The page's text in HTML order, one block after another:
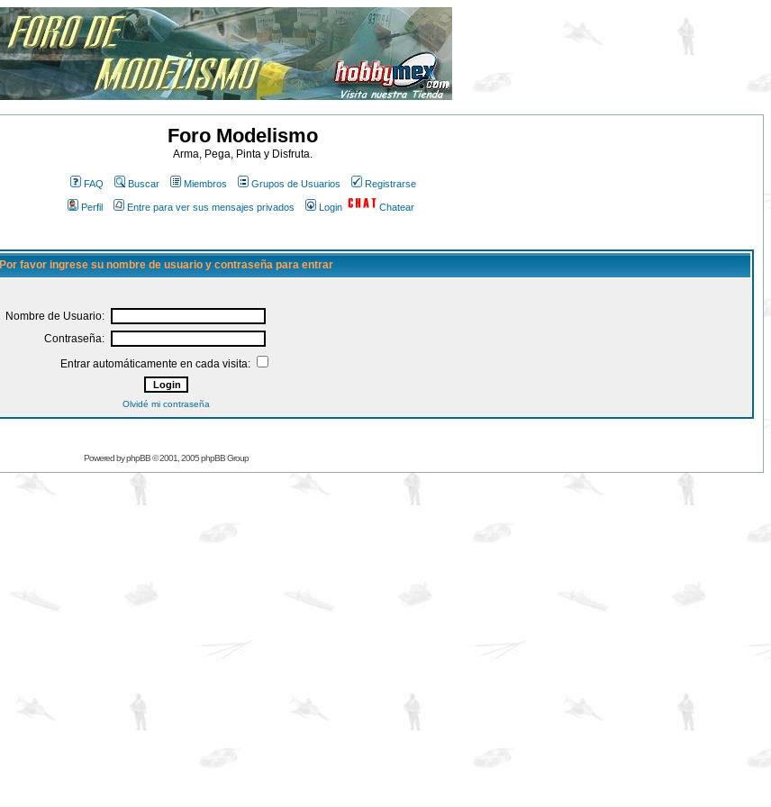
Foro Modelismo
Arma, Pega, Pinta y Disfruta.
FAQ Buscar Miembros Grupos de Usuarios Registrarse
Perfil Entre para ver sus mensajes privados Login Chatear
Por favor ingrese su nombre de usuario y contraseña para entrar
Nombre de Usuario:
Contraseña:
Entrar automáticamente en cada visita:
Olvidé mi contraseña
Powered byphpBB© 2001, 2005 phpBB Group